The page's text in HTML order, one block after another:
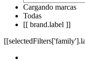
Cargando marcas
Todas
[[ brand.label ]]